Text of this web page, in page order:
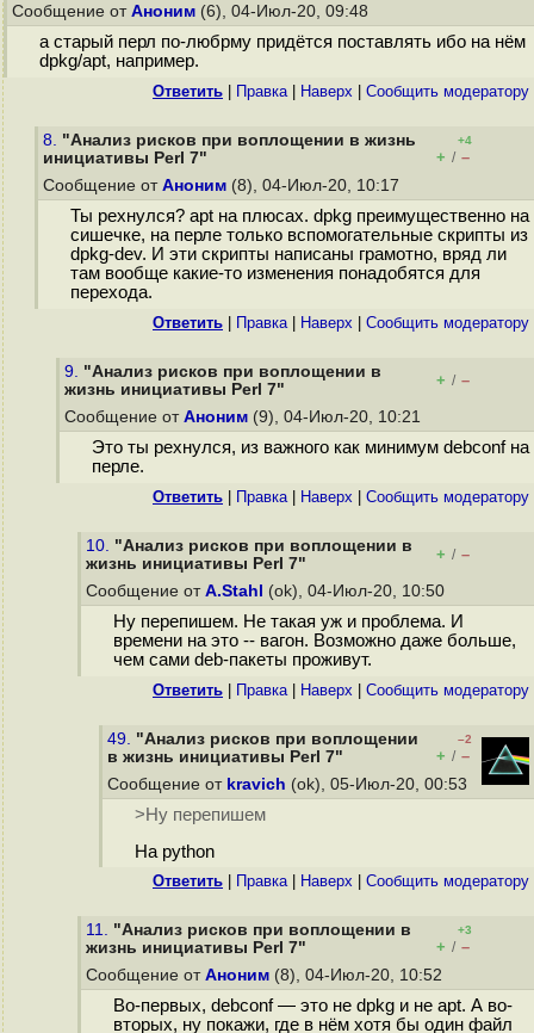
Сообщение от Аноним (6), 04-Июл-20, 09:48
а старый перл по-любрму придётся поставлять ибо на нём
dpkg/apt, например.
Ответить Правка| Наверх Cообщить модератору
8. "Анализ рисков при воплощении в жизнь
инициативы Perl 7"
+4
+ / –
Сообщение от Аноним (8), 04-Июл-20, 10:17
Ты рехнулся? apt на плюсах. dpkg преимущественно на
сишечке, на перле только вспомогательные скрипты из
dpkg-dev. И эти скрипты написаны грамотно, вряд ли
там вообще какие-то изменения понадобятся для
перехода.
Ответить Правка| Наверх Cообщить модератору
9. "Анализ рисков при воплощении в
жизнь инициативы Perl 7"
+ / –
Сообщение от Аноним (9), 04-Июл-20, 10:21
Это ты рехнулся, из важного как минимум debconf на
перле.
Ответить Правка| Наверх Cообщить модератору
10. "Анализ рисков при воплощении в
жизнь инициативы Perl 7"
+ / –
Сообщение от A.Stahl (ok), 04-Июл-20, 10:50
Ну перепишем. Не такая уж и проблема. И
времени на это -- вагон. Возможно даже больше,
чем сами deb-пакеты проживут.
Ответить Правка| Наверх Cообщить модератору
49. "Анализ рисков при воплощении
в жизнь инициативы Perl 7"
–2
+ / –
Сообщение от kravich (ok), 05-Июл-20, 00:53
>Ну перепишем
На python
Ответить Правка| Наверх Cообщить модератору
11. "Анализ рисков при воплощении в
жизнь инициативы Perl 7"
+3
+ / –
Сообщение от Аноним (8), 04-Июл-20, 10:52
Во-первых, debconf — это не dpkg и не apt. А во-
вторых, ну покажи, где в нём хотя бы один файл